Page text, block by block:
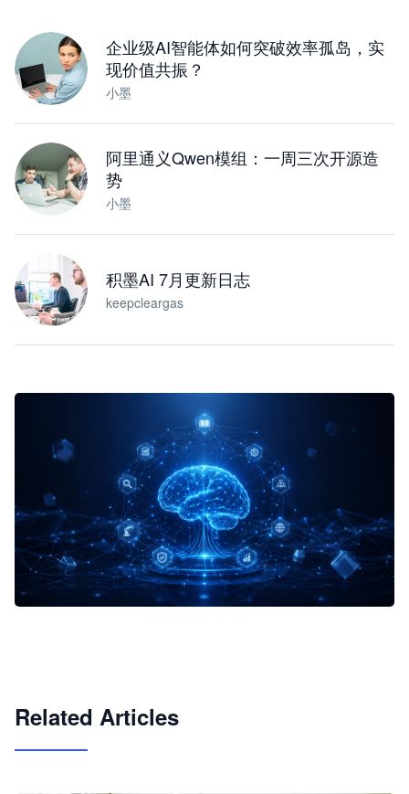
企业级AI智能体如何突破效率孤岛，实
现价值共振？
小墨
阿里通义Qwen模组：一周三次开源造
势
小墨
积墨AI 7月更新日志
keepcleargas
Related Articles